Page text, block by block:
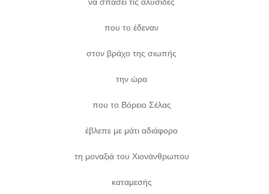
που το έδεναν
στον βράχο της σιωπής
την ώρα
που το Βόρειο Σέλας
έβλεπε με μάτι αδιάφορο
τη μοναξιά του Χιονάνθρωπου
καταμεσής